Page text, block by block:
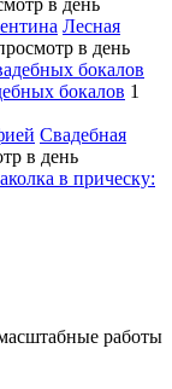
в день
Лесная
в день
бокалов 1
Свадебная
в день
в прическу:
работы